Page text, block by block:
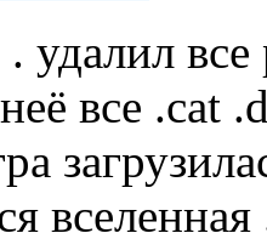
. удалил
все .cat